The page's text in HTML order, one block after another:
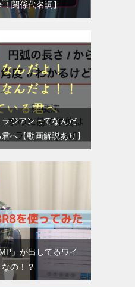
！関係代名詞】
ジアンってなんだ
へ【動画解説あり】
」が出してるワイ
の！？